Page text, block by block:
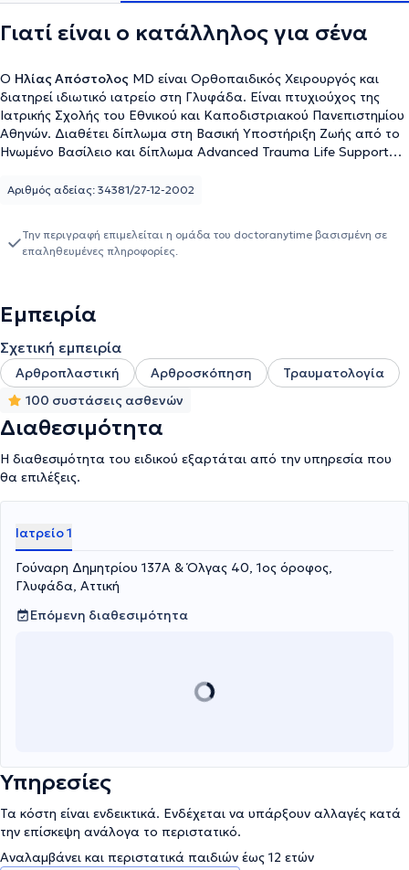
Γιατί είναι ο κατάλληλος για σένα
Ο Ηλίας Απόστολος MD είναι Ορθοπαιδικός Χειρουργός και
διατηρεί ιδιωτικό ιατρείο στη Γλυφάδα. Είναι πτυχιούχος της
Ιατρικής Σχολής του Εθνικού και Καποδιστριακού Πανεπιστημίου
Αθηνών. Διαθέτει δίπλωμα στη Βασική Υποστήριξη Ζωής από το
Ηνωμένο Βασίλειο και δίπλωμα Advanced Trauma Life Support
στα νοσοκομεία Mediterraneo, Metropolitan, Ιασώ General και
Hospital. Στο ιδιωτικό του ιατρείο παρέχει υπηρεσίες σύμφωνα με
τα νεότερα πρωτόκολλα για τη θεραπεία ορθοπαιδικών
κάτω άκρου, οι παθήσεις σπονδυλικής στήλης και οι περιφερικές
προστριβής ώμου, η ρήξη στροφικού πετάλου ώμου, η αστάθεια
ώμου, ο παγωμένος ώμος, το σύνδρομο καρπιαίου σωλήνα, η
ωλένια νευρίτιδα, και ο βλαισός μέγας δάκτυλος (κότσι).
Επιπλέον, εφαρμόζει σύγχρονες βιολογικές θεραπείες (έγχυση
συμπυκνωμένων αιμοπεταλίων - αυξητικών παραγόντων) και
διενεργεί ελέγχους οστεοπόρωσης και συνταγογράφηση ΕΟΠΥΥ.
Τέλος, ο Χειρουργός διαθέτει πλούσιο βιογραφικό με συμμετοχή
σε εκπαιδευτικά σεμινάρια στο Ηνωμένο Βασίλειο (UK), αλλά και
πανευρωπαϊκά, καθώς και δημοσιεύσεις σε έγκριτα επιστημονικά
Αριθμός αδείας: 34381/27-12-2002
Την περιγραφή επιμελείται η ομάδα του doctoranytime βασισμένη σε
επαληθευμένες πληροφορίες.
Εμπειρία
Σχετική εμπειρία
Αρθροπλαστική Αρθροσκόπηση
Τραυματολογία
100 συστάσεις ασθενών
Διαθεσιμότητα
Η διαθεσιμότητα του ειδικού εξαρτάται από την υπηρεσία που
θα επιλέξεις.
Ιατρείο 1
Γούναρη Δημητρίου 137Α & Όλγας 40, 1ος όροφος,
Γλυφάδα, Αττική
Επόμενη διαθεσιμότητα
Υπηρεσίες
Τα κόστη είναι ενδεικτικά. Ενδέχεται να υπάρξουν αλλαγές κατά
την επίσκεψη ανάλογα το περιστατικό.
Αναλαμβάνει και περιστατικά παιδιών έως 12 ετών